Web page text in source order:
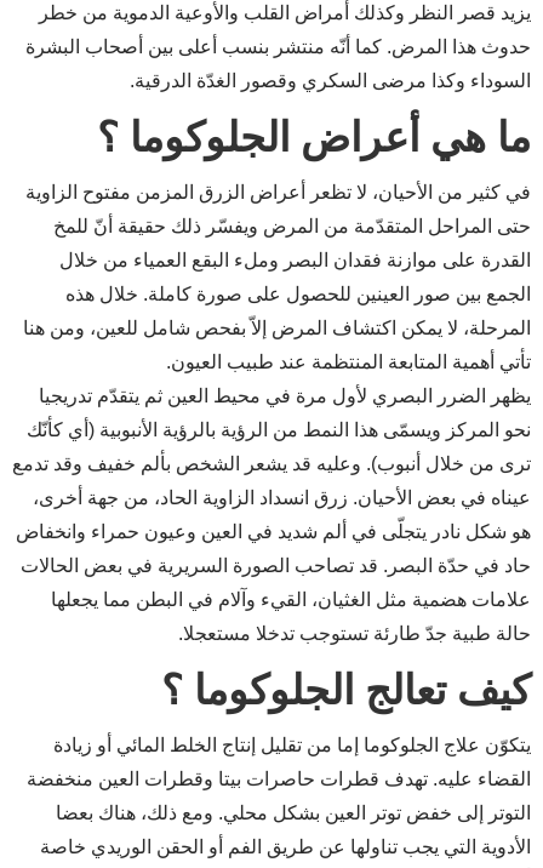
يزيد قصر النظر وكذلك أمراض القلب والأوعية الدموية من خطر
حدوث هذا المرض. كما أنّه منتشر بنسب أعلى بين أصحاب البشرة
السوداء وكذا مرضى السكري وقصور الغدّة الدرقية.
ما هي أعراض الجلوكوما ؟
في كثير من الأحيان، لا تظعر أعراض الزرق المزمن مفتوح الزاوية
حتى المراحل المتقدّمة من المرض ويفسّر ذلك حقيقة أنّ للمخ
القدرة على موازنة فقدان البصر وملء البقع العمياء من خلال
الجمع بين صور العينين للحصول على صورة كاملة. خلال هذه
المرحلة، لا يمكن اكتشاف المرض إلاّ بفحص شامل للعين، ومن هنا
تأتي أهمية المتابعة المنتظمة عند طبيب العيون.
يظهر الضرر البصري لأول مرة في محيط العين ثم يتقدّم تدريجيا
نحو المركز ويسمّى هذا النمط من الرؤية بالرؤية الأنبوبية (أي كأنّك
ترى من خلال أنبوب). وعليه قد يشعر الشخص بألم خفيف وقد تدمع
عيناه في بعض الأحيان. زرق انسداد الزاوية الحاد، من جهة أخرى،
هو شكل نادر يتجلّى في ألم شديد في العين وعيون حمراء وانخفاض
حاد في حدّة البصر. قد تصاحب الصورة السريرية في بعض الحالات
علامات هضمية مثل الغثيان، القيء وآلام في البطن مما يجعلها
حالة طبية جدّ طارئة تستوجب تدخلا مستعجلا.
كيف تعالج الجلوكوما ؟
يتكوّن علاج الجلوكوما إما من تقليل إنتاج الخلط المائي أو زيادة
القضاء عليه. تهدف قطرات حاصرات بيتا وقطرات العين منخفضة
التوتر إلى خفض توتر العين بشكل محلي. ومع ذلك، هناك بعضا
الأدوية التي يجب تناولها عن طريق الفم أو الحقن الوريدي خاصة